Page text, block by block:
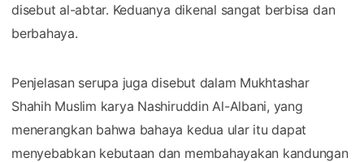
disebut al-abtar. Keduanya dikenal sangat berbisa dan
berbahaya.
Penjelasan serupa juga disebut dalam Mukhtashar
Shahih Muslim karya Nashiruddin Al-Albani, yang
menerangkan bahwa bahaya kedua ular itu dapat
menyebabkan kebutaan dan membahayakan kandungan